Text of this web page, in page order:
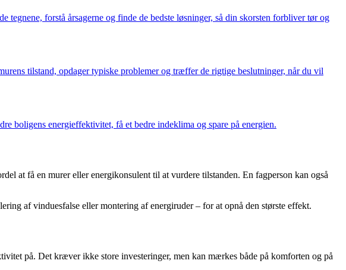
forstå årsagerne og finde de bedste løsninger, så din skorsten forbliver tør og
tilstand, opdager typiske problemer og træffer de rigtige beslutninger, når du vil
boligens energieffektivitet, få et bedre indeklima og spare på energien.
at få en murer eller energikonsulent til at vurdere tilstanden. En fagperson kan også
af vinduesfalse eller montering af energiruder – for at opnå den største effekt.
på. Det kræver ikke store investeringer, men kan mærkes både på komforten og på